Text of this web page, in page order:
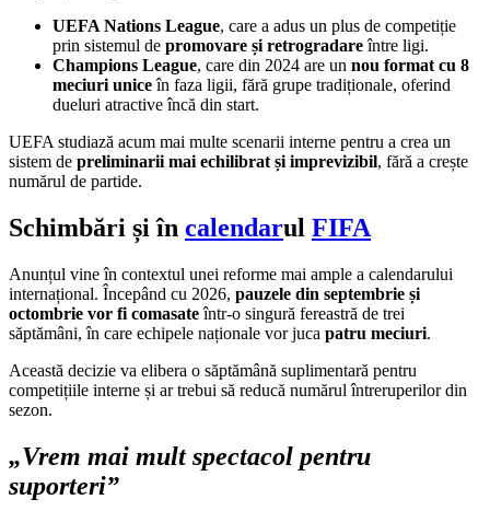
UEFA Nations League, care a adus un plus de competiție
prin sistemul de promovare și retrogradareîntre ligi.
Champions League, care din 2024 are un nou format cu 8
meciuri uniceîn faza ligii, fără grupe tradiționale, oferind
dueluri atractive încă din start.
UEFA studiază acum mai multe scenarii interne pentru a crea un
sistem de preliminarii mai echilibrat și imprevizibil, fără a crește
numărul de partide.
Schimbări și în calendarul FIFA
Anunțul vine în contextul unei reforme mai ample a calendarului
internațional. Începând cu 2026, pauzele din septembrie și
octombrie vor fi comasateîntr-o singură fereastră de trei
săptămâni, în care echipele naționale vor juca patru meciuri.
Această decizie va elibera o săptămână suplimentară pentru
competițiile interne și ar trebui să reducă numărul întreruperilor din
sezon.
„Vrem mai mult spectacol pentru
suporteri”